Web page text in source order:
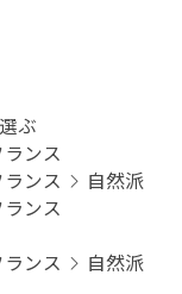
ぶ
ランス
ランス
自然派
ランス
ランス
自然派